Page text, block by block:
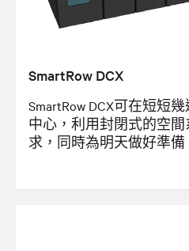
SmartRow DCX
SmartRow DCX可在短短
中心，利用封閉式的空
求，同時為明天做好準備